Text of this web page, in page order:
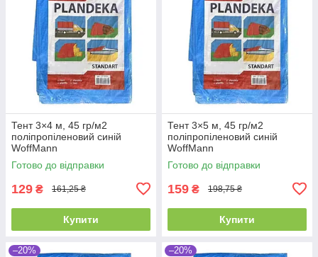
Тент 3×4 м, 45 гр/м2
поліпропіленовий синій
WoffMann
Готово до відправки
129 ₴ 161,25 ₴
Купити
Тент 3×5 м, 45 гр/м2
поліпропіленовий синій
WoffMann
Готово до відправки
159 ₴ 198,75 ₴
Купити
–20% –20%